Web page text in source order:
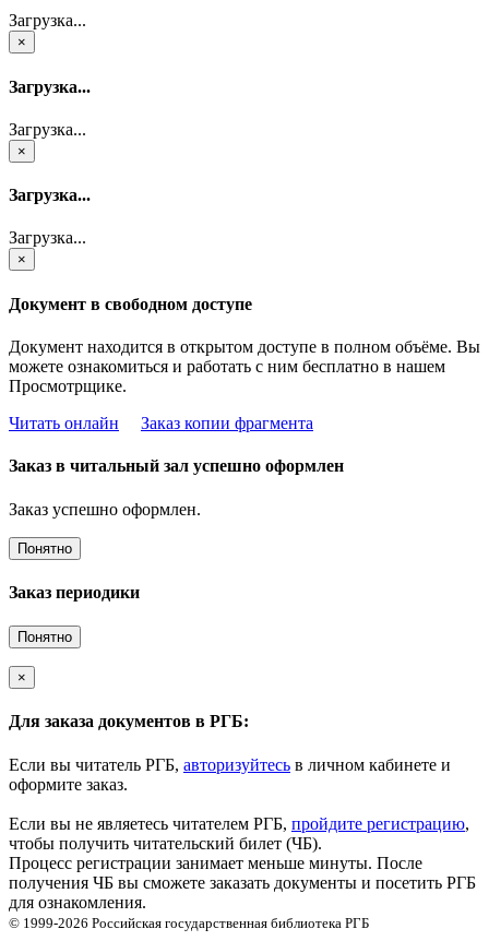
Загрузка...
×
Загрузка...
Загрузка...
×
Загрузка...
Загрузка...
×
Документ в свободном доступе
Документ находится в открытом доступе в полном объёме. Вы
можете ознакомиться и работать с ним бесплатно в нашем
Просмотрщике.
Читать онлайн
Заказ копии фрагмента
Заказ в читальный зал успешно оформлен
Заказ успешно оформлен.
Понятно
Заказ периодики
Понятно
×
Для заказа документов в РГБ:
Если вы читатель РГБ, авторизуйтесь в личном кабинете и
оформите заказ.
Если вы не являетесь читателем РГБ, пройдите регистрацию,
чтобы получить читательский билет (ЧБ).
Процесс регистрации занимает меньше минуты. После
получения ЧБ вы сможете заказать документы и посетить РГБ
для ознакомления.
© 1999-2026 Российская государственная библиотека РГБ